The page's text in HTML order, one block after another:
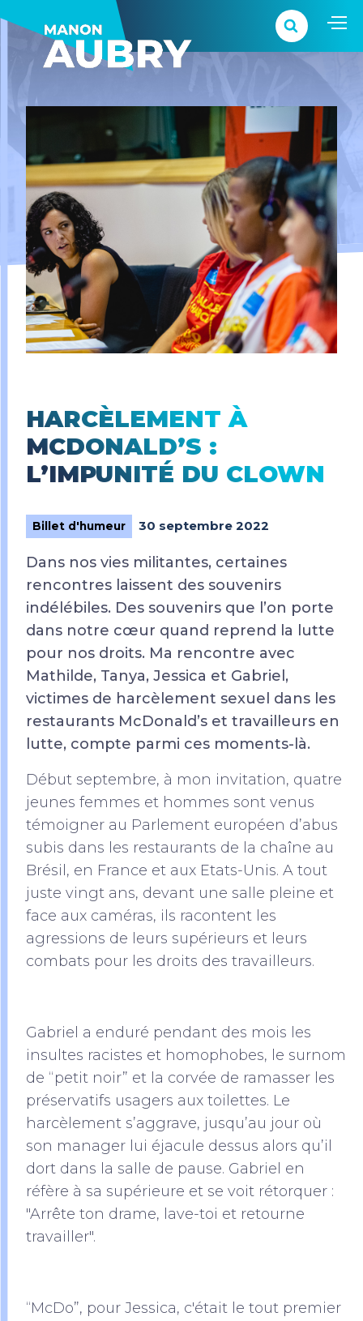
HARCÈLEMENT À
MCDONALD’S :
L’IMPUNITÉ DU CLOWN
Billet d'humeur 30 septembre 2022
Dans nos vies militantes, certaines
rencontres laissent des souvenirs
indélébiles. Des souvenirs que l’on porte
dans notre cœur quand reprend la lutte
pour nos droits. Ma rencontre avec
Mathilde, Tanya, Jessica et Gabriel,
victimes de harcèlement sexuel dans les
restaurants McDonald’s et travailleurs en
lutte, compte parmi ces moments-là.
Début septembre, à mon invitation, quatre
jeunes femmes et hommes sont venus
témoigner au Parlement européen d’abus
subis dans les restaurants de la chaîne au
Brésil, en France et aux Etats-Unis. A tout
juste vingt ans, devant une salle pleine et
face aux caméras, ils racontent les
agressions de leurs supérieurs et leurs
combats pour les droits des travailleurs.
Gabriel a enduré pendant des mois les
insultes racistes et homophobes, le surnom
de “petit noir” et la corvée de ramasser les
préservatifs usagers aux toilettes. Le
harcèlement s’aggrave, jusqu’au jour où
son manager lui éjacule dessus alors qu’il
dort dans la salle de pause. Gabriel en
réfère à sa supérieure et se voit rétorquer :
"Arrête ton drame, lave-toi et retourne
travailler".
“McDo”, pour Jessica, c'était le tout premier